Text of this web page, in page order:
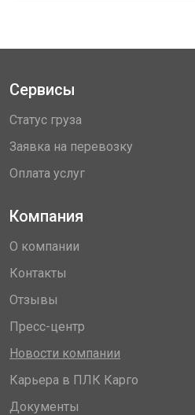
Сервисы
Статус груза
Заявка на перевозку
Оплата услуг
Компания
О компании
Контакты
Отзывы
Пресс-центр
Новости компании
Карьера в ПЛК Карго
Документы